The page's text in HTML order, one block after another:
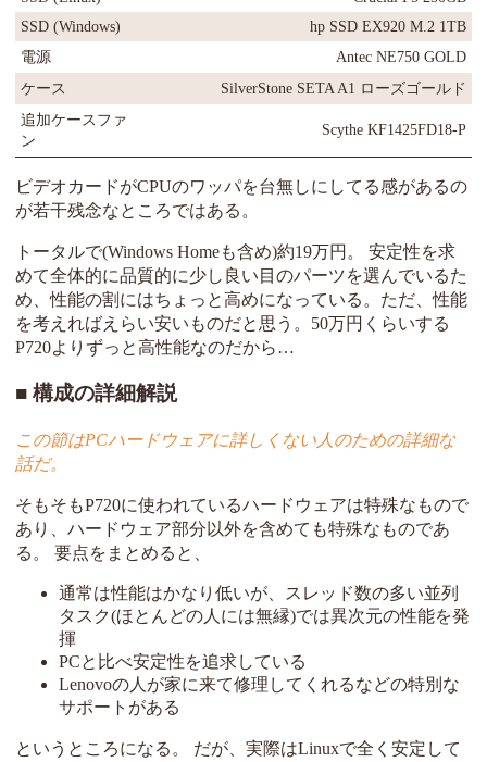
SSD (Windows)
hp SSD EX920 M.2 1TB
電源
Antec NE750 GOLD
ケース
SilverStone SETA A1 ローズゴールド
追加ケースファ
ン
Scythe KF1425FD18-P
ビデオカードがCPUのワッパを台無しにしてる感があるの
が若干残念なところではある。
トータルで(Windows Homeも含め)約19万円。 安定性を求
めて全体的に品質的に少し良い目のパーツを選んでいるた
め、性能の割にはちょっと高めになっている。ただ、性能
を考えればえらい安いものだと思う。50万円くらいする
P720よりずっと高性能なのだから…
構成の詳細解説
この節はPCハードウェアに詳しくない人のための詳細な
話だ。
そもそもP720に使われているハードウェアは特殊なもので
あり、ハードウェア部分以外を含めても特殊なものであ
る。 要点をまとめると、
通常は性能はかなり低いが、スレッド数の多い並列
タスク(ほとんどの人には無縁)では異次元の性能を発
揮
PCと比べ安定性を追求している
Lenovoの人が家に来て修理してくれるなどの特別な
サポートがある
というところになる。 だが、実際はLinuxで全く安定して